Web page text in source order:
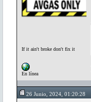
If it ain't broke don't fix it
En línea
26 Junio, 2024, 01:20:28